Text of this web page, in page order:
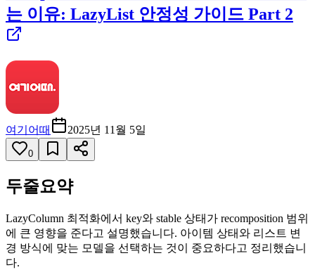
는 이유: LazyList 안정성 가이드 Part 2
여기어때 2025년 11월 5일
0
두줄요약
LazyColumn 최적화에서 key와 stable 상태가 recomposition 범위
에 큰 영향을 준다고 설명했습니다. 아이템 상태와 리스트 변
경 방식에 맞는 모델을 선택하는 것이 중요하다고 정리했습니
다.